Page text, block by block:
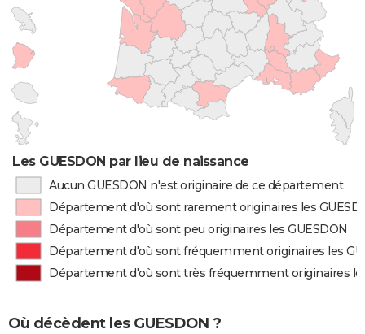
Les GUESDON par lieu de naissance
Aucun GUESDON n'est originaire de ce département
Département d'où sont rarement originaires les
Département d'où sont peu originaires les GUESDON
Département d'où sont fréquemment originaires les
Département d'où sont très fréquemment originaires
Où décèdent les GUESDON ?